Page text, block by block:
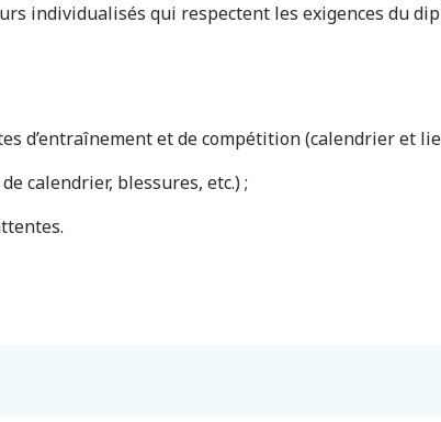
individualisés qui respectent les exigences du
d’entraînement et de compétition (calendrier et
calendrier, blessures, etc.) ;